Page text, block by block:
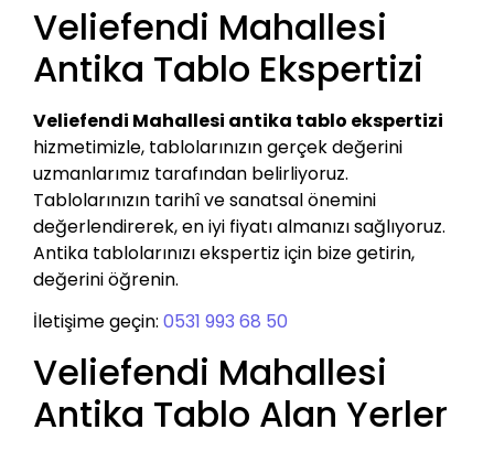
Veliefendi Mahallesi
Antika Tablo Ekspertizi
Veliefendi Mahallesi antika tablo ekspertizi
hizmetimizle, tablolarınızın gerçek değerini
uzmanlarımız tarafından belirliyoruz.
Tablolarınızın tarihî ve sanatsal önemini
değerlendirerek, en iyi fiyatı almanızı sağlıyoruz.
Antika tablolarınızı ekspertiz için bize getirin,
değerini öğrenin.
İletişime geçin: 0531 993 68 50
Veliefendi Mahallesi
Antika Tablo Alan Yerler